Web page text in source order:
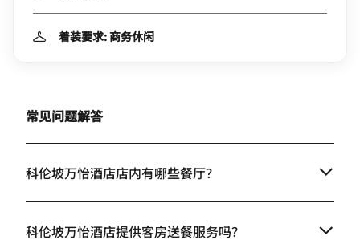
着装要求: 商务休闲
常见问题解答
科伦坡万怡酒店店内有哪些餐厅？
科伦坡万怡酒店提供客房送餐服务吗？